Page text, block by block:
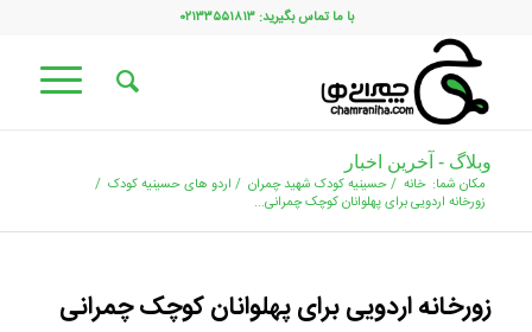
با ما تماس بگیرید: ۰۲۱۳۳۵۵۱۸۱۳
وبلاگ - آخرین اخبار
مکان شما: خانه /حسینیه کودک شهید چمران / اردو های حسینیه کودک /
زورخانه اردویی برای پهلوانان کوچک چمرانی...
زورخانه اردویی برای پهلوانان کوچک چمرانی